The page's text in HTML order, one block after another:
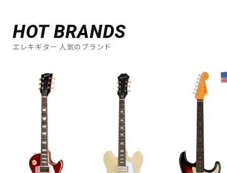
HOT BRANDS
エレキギター 人気のブランド